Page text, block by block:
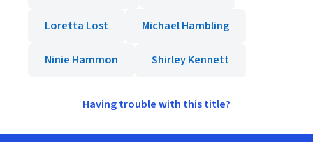
Loretta Lost Michael Hambling
Ninie Hammon Shirley Kennett
Having trouble with this title?